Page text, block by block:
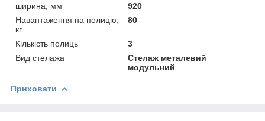
ширина, мм
920
Навантаження на полицю,
кг
80
Кількість полиць
3
Вид стелажа
Стелаж металевий
модульний
Приховати